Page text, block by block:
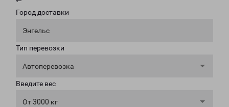
Город доставки
Энгельс
Тип перевозки
Автоперевозка
Введите вес
От 3000 кг